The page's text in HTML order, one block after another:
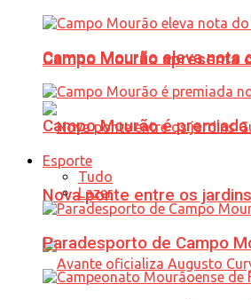
Campo Mourão apresenta
Nova ponte entre os
Campo Mourão eleva nota
Campo Mourão é
Esporte
Tudo
Lazer
Paradesporto de Campo